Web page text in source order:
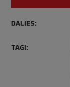
DALIES:
TAGI: